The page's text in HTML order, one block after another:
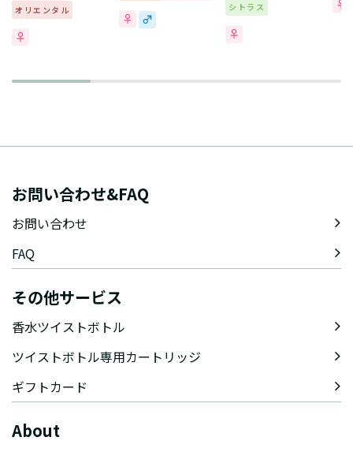
オリエンタル
シトラス
お問い合わせ&FAQ
お問い合わせ
FAQ
その他サービス
香水ツイストボトル
ツイストボトル専用カートリッジ
ギフトカード
About